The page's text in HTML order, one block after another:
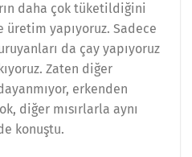
daha çok tüketildiğini
üretim yapıyoruz. Sadece
da çay yapıyoruz
Zaten diğer
erkenden
diğer mısırlarla aynı
konuştu.